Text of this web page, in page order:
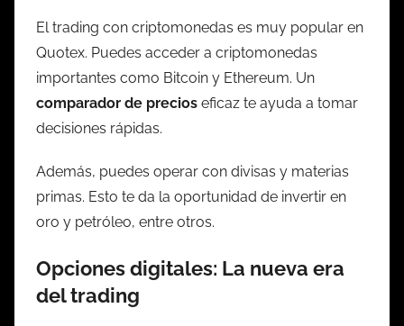
El trading con criptomonedas es muy popular en
Quotex. Puedes acceder a criptomonedas
importantes como Bitcoin y Ethereum. Un
comparador de precios eficaz te ayuda a tomar
decisiones rápidas.
Además, puedes operar con divisas y materias
primas. Esto te da la oportunidad de invertir en
oro y petróleo, entre otros.
Opciones digitales: La nueva era
del trading